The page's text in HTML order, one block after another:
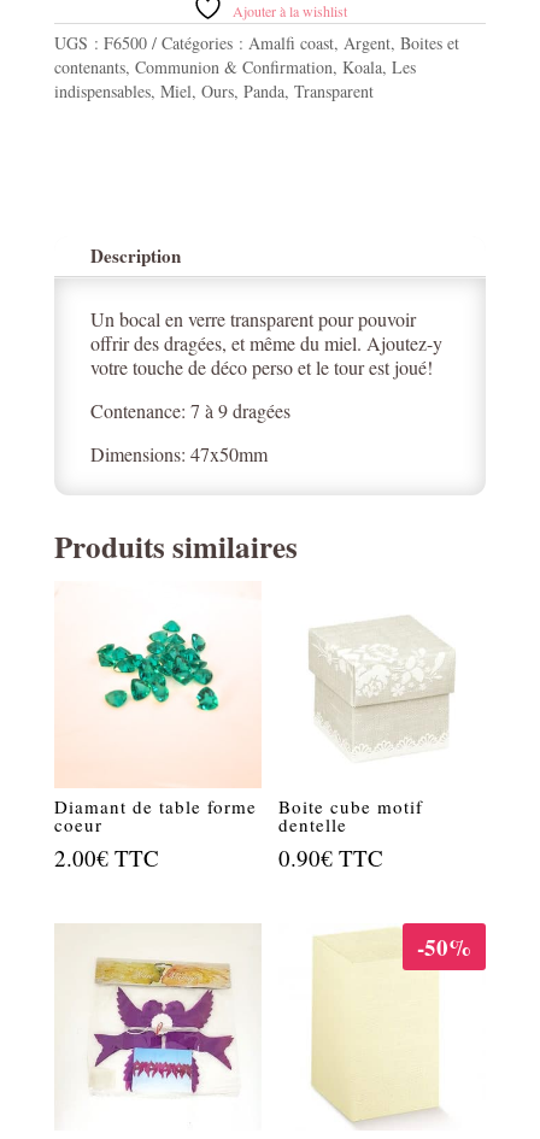
bouchon
vissé
Ajouter à la wishlist
UGS : F6500 Catégories : Amalfi coast, Argent, Boites et
contenants, Communion & Confirmation, Koala, Les
indispensables, Miel, Ours, Panda, Transparent
Description
Un bocal en verre transparent pour pouvoir
offrir des dragées, et même du miel. Ajoutez-y
votre touche de déco perso et le tour est joué!
Contenance: 7 à 9 dragées
Dimensions: 47x50mm
Produits similaires
Diamant de table forme
coeur
2.00€ TTC
Boite cube motif
dentelle
0.90€ TTC
-50%